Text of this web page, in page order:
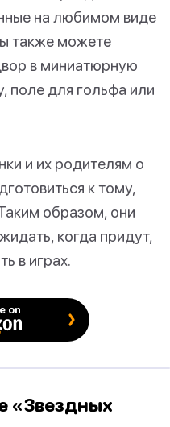
на любимом виде
также можете
в миниатюрную
поле для гольфа или
и их родителям о
к тому,
образом, они
когда придут,
в играх.
on
«Звездных